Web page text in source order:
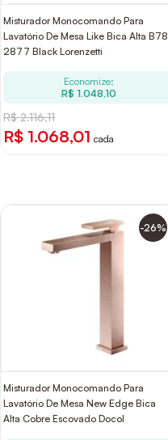
Misturador Monocomando Para
Lavatório De Mesa Like Bica Alta B78
2877 Black Lorenzetti
Economize:
R$ 1.048,10
R$ 2.116,11
R$ 1.068,01 cada
-26%
Misturador Monocomando Para
Lavatório De Mesa New Edge Bica
Alta Cobre Escovado Docol